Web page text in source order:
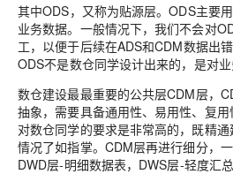
其中ODS，又称为贴源层。ODS主要
业务数据。一般情况下，我们不会对
工，以便于后续在ADS和CDM数据出
ODS不是数仓同学设计出来的，是对业
数仓建设最最重要的公共层CDM层，
抽象，需要具备通用性、易用性、复
对数仓同学的要求是非常高的，既精
情况了如指掌。CDM层再进行细分，
DWD层-明细数据表，DWS层-轻度汇总